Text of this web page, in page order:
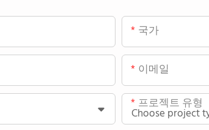
국가
이메일
프로젝트 유형